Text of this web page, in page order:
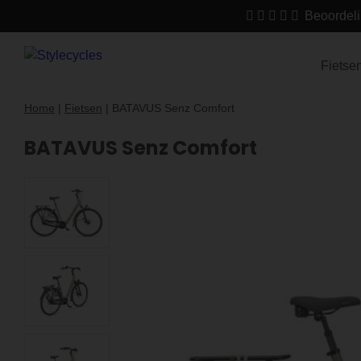
Home Fietsen BATAVUS Senz Comfort
BATAVUS Senz Comfort